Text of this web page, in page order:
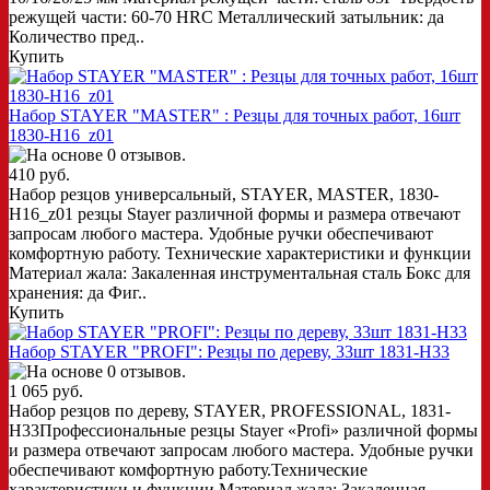
режущей части: 60-70 HRC Металлический затыльник: да
Количество пред..
Купить
Набор STAYER "MASTER" : Резцы для точных работ, 16шт
1830-H16_z01
410 руб.
Набор резцов универсальный, STAYER, MASTER, 1830-
H16_z01 резцы Stayer различной формы и размера отвечают
запросам любого мастера. Удобные ручки обеспечивают
комфортную работу. Технические характеристики и функции
Материал жала: Закаленная инструментальная сталь Бокс для
хранения: да Фиг..
Купить
Набор STAYER "PROFI": Резцы по дереву, 33шт 1831-H33
1 065 руб.
Набор резцов по дереву, STAYER, PROFESSIONAL, 1831-
H33Профессиональные резцы Stayer «Profi» различной формы
и размера отвечают запросам любого мастера. Удобные ручки
обеспечивают комфортную работу.Технические